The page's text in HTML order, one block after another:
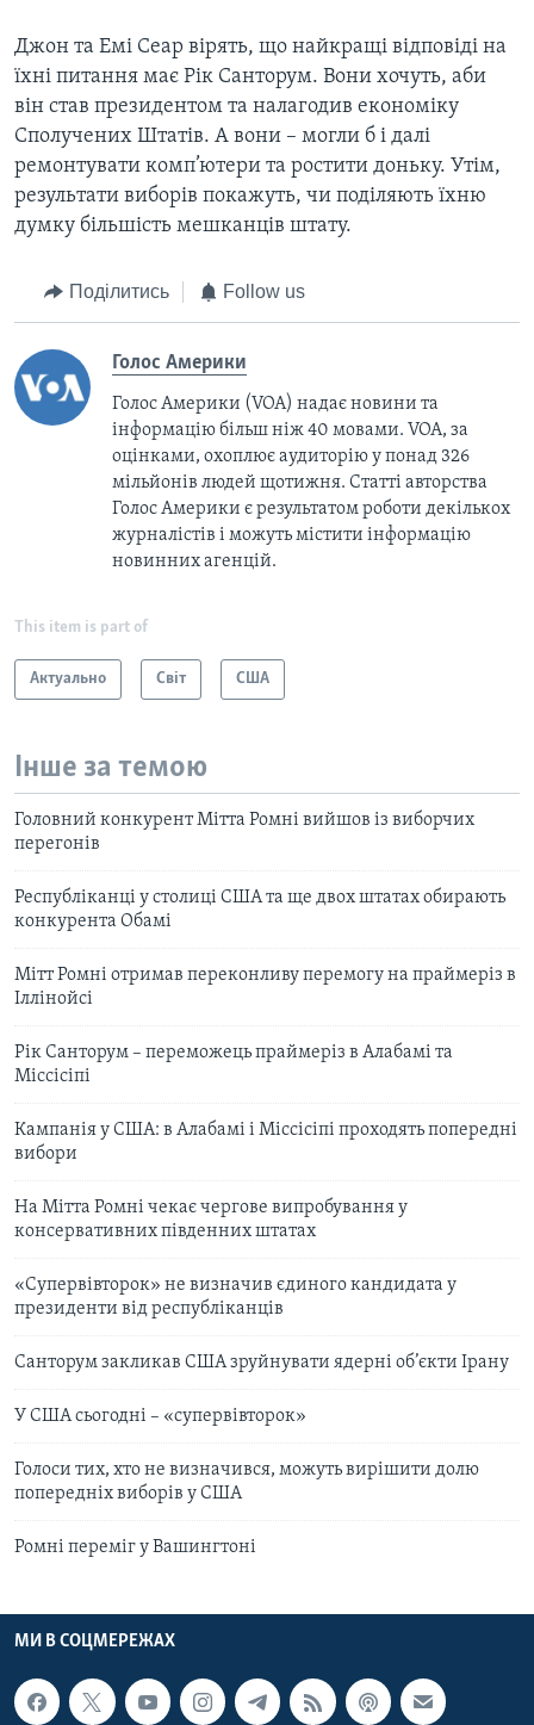
Джон та Емі Сеар вірять, що найкращі відповіді на
їхні питання має Рік Санторум. Вони хочуть, аби
він став президентом та налагодив економіку
Сполучених Штатів. А вони – могли б і далі
ремонтувати комп’ютери та ростити доньку. Утім,
результати виборів покажуть, чи поділяють їхню
думку більшість мешканців штату.
Поділитись Follow us
Голос Америки
Голос Америки (VOA) надає новини та
інформацію більш ніж 40 мовами. VOA, за
оцінками, охоплює аудиторію у понад 326
мільйонів людей щотижня. Статті авторства
Голос Америки є результатом роботи декількох
журналістів і можуть містити інформацію
новинних агенцій.
This item is part of
Актуально Світ США
Інше за темою
Головний конкурент Мітта Ромні вийшов із виборчих
перегонів
Республіканці у столиці США та ще двох штатах обирають
конкурента Обамі
Мітт Ромні отримав переконливу перемогу на праймеріз в
Іллінойсі
Рік Санторум – переможець праймеріз в Алабамі та
Міссісіпі
Кампанія у США: в Алабамі і Міссісіпі проходять попередні
вибори
На Мітта Ромні чекає чергове випробування у
консервативних південних штатах
«Cупервівторок» не визначив єдиного кандидата у
президенти від республіканців
Санторум закликав США зруйнувати ядерні об’єкти Ірану
У США сьогодні – «супервівторок»
Голоси тих, хто не визначився, можуть вирішити долю
попередніх виборів у США
Ромні переміг у Вашингтоні
МИ В СОЦМЕРЕЖАХ